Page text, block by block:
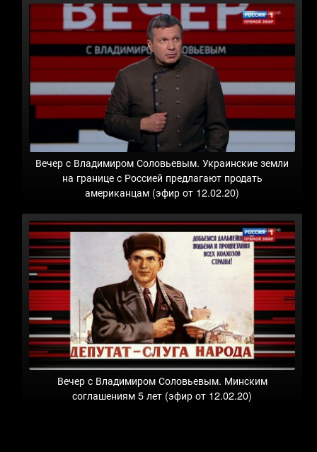
Вечер с Владимиром Соловьевым. Украинские земли
на границе с Россией предлагают продать
американцам (эфир от 12.02.20)
Вечер с Владимиром Соловьевым. Минским
соглашениям 5 лет (эфир от 12.02.20)